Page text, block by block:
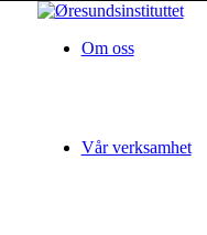
Om oss
Vår verksamhet